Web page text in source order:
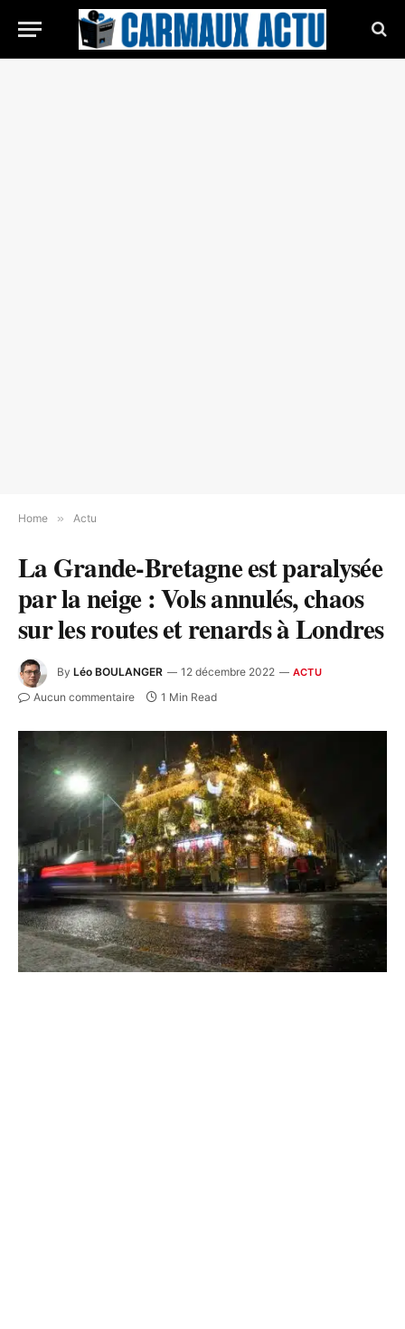
Home » Actu
La Grande-Bretagne est paralysée
par la neige : Vols annulés, chaos
sur les routes et renards à Londres
By Léo BOULANGER 12 décembre 2022 ACTU
Aucun commentaire 1 Min Read